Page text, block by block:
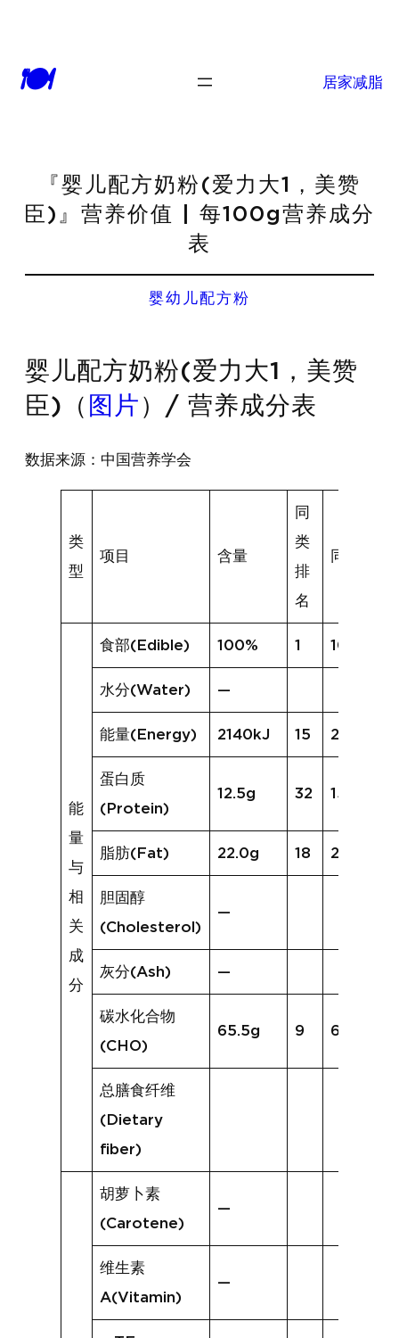
🍽 居家减脂
『婴儿配方奶粉(爱力大1，美赞
臣)』营养价值 | 每100g营养成分
表
婴幼儿配方粉
婴儿配方奶粉(爱力大1，美赞
臣)（ 图片 ）/ 营养成分表
数据来源：中国营养学会
类
型
项目 含量
同
类
排
名
同类均值
能
量
与
相
关
成
分
食部(Edible) 100% 1 100%
水分(Water) —
能量(Energy) 2140kJ 15 2090kJ
蛋白质
(Protein)
12.5g 32 15.5g
脂肪(Fat) 22.0g 18 21.7g
胆固醇
(Cholesterol)
—
灰分(Ash) —
碳水化合物
(CHO)
65.5g 9 60.3g
总膳食纤维
(Dietary
fiber)
胡萝卜素
(Carotene)
—
维生素
A(Vitamin)
—